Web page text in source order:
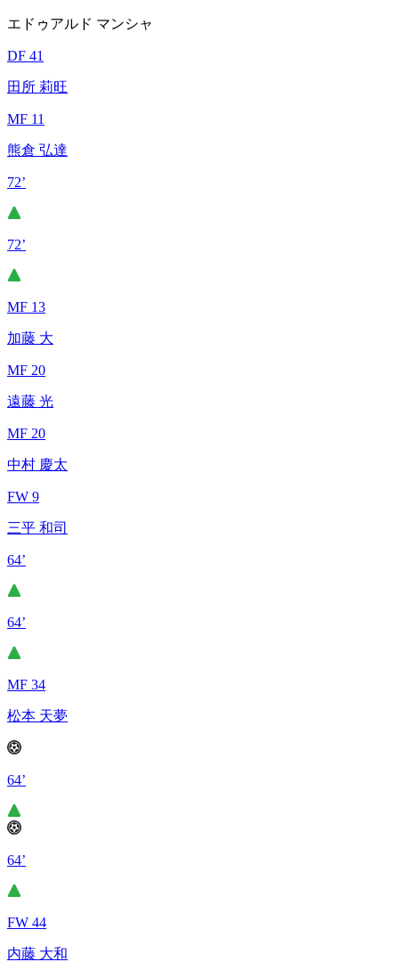
エドゥアルド マンシャ
DF 41
田所 莉旺
MF 11
熊倉 弘達
72’
72’
MF 13
加藤 大
MF 20
遠藤 光
MF 20
中村 慶太
FW 9
三平 和司
64’
64’
MF 34
松本 天夢
64’
64’
FW 44
内藤 大和